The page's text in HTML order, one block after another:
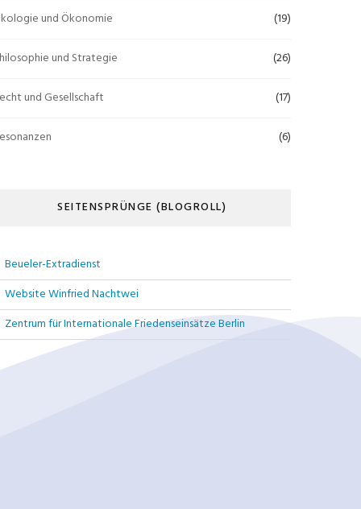
und Ökonomie (19)
und Strategie (26)
und Gesellschaft (17)
(6)
SEITENSPRÜNGE (BLOGROLL)
Beueler-Extradienst
Website Winfried Nachtwei
Zentrum für Internationale Friedenseinsätze Berlin